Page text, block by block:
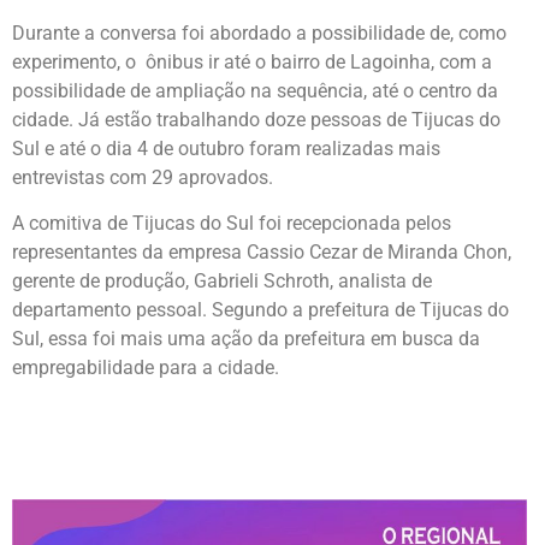
Durante a conversa foi abordado a possibilidade de, como
experimento, o ônibus ir até o bairro de Lagoinha, com a
possibilidade de ampliação na sequência, até o centro da
cidade. Já estão trabalhando doze pessoas de Tijucas do
Sul e até o dia 4 de outubro foram realizadas mais
entrevistas com 29 aprovados.
A comitiva de Tijucas do Sul foi recepcionada pelos
representantes da empresa Cassio Cezar de Miranda Chon,
gerente de produção, Gabrieli Schroth, analista de
departamento pessoal. Segundo a prefeitura de Tijucas do
Sul, essa foi mais uma ação da prefeitura em busca da
empregabilidade para a cidade.